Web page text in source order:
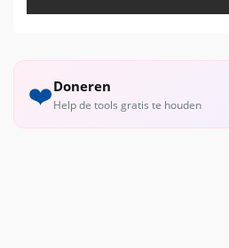
❤️Doneren
Help de tools gratis te houden